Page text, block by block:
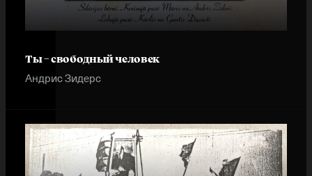
Ты – свободный человек
Андрис Зидерс